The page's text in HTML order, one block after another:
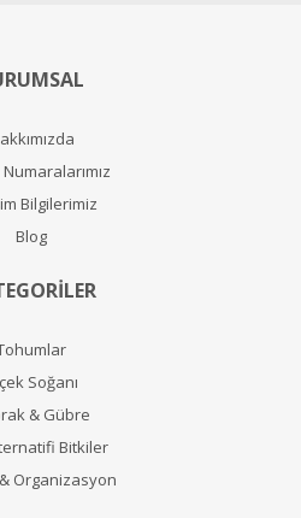
Bilgilerimiz
Blog
Soğanı
& Gübre
Bitkiler
Organizasyon